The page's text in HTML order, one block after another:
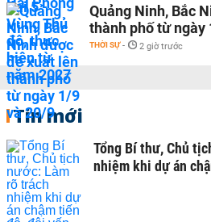
Quảng Ninh, Bắc
thành phố từ ngày
THỜI SỰ - 2 giờ trước
Tin mới
Tổng Bí thư, Chủ
nhiệm khi dự án